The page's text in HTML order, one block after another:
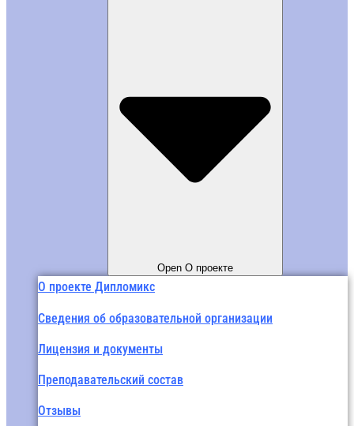
Open О проекте
О проекте Дипломикс
Сведения об образовательной организации
Лицензия и документы
Преподавательский состав
Отзывы